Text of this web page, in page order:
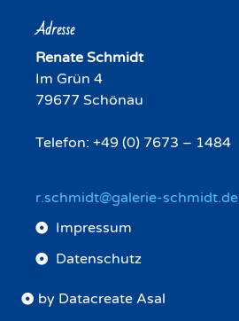
Adresse
Renate Schmidt
Im Grün 4
79677 Schönau
Telefon: +49 (0) 7673 – 1484
r.schmidt@galerie-schmidt.de
Impressum
Datenschutz
by Datacreate Asal